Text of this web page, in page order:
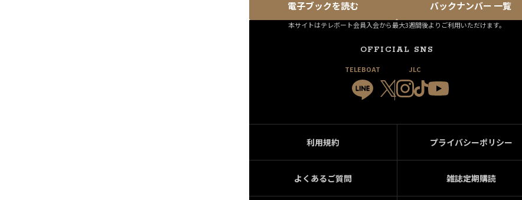
電子ブックを読む バックナンバー 一覧
本サイトはテレボート会員入会から最大3週間後よりご利用いただけます。
OFFICIAL SNS
TELEBOAT JLC
利用規約 プライバシーポリシー
よくあるご質問 雑誌定期購読